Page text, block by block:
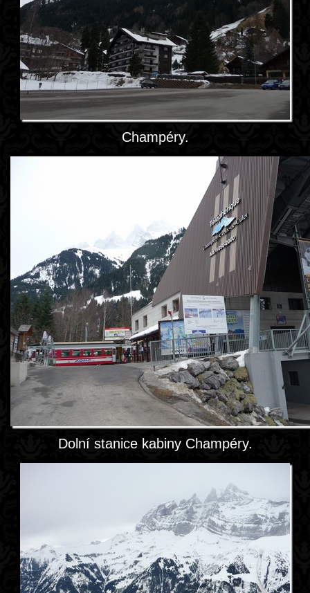
Champéry.
Dolní stanice kabiny Champéry.